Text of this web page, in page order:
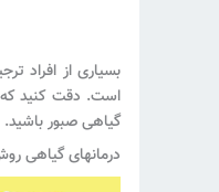
است. دقت کنید که
گیاهی صبور باشید.
درمانهای گیاهی